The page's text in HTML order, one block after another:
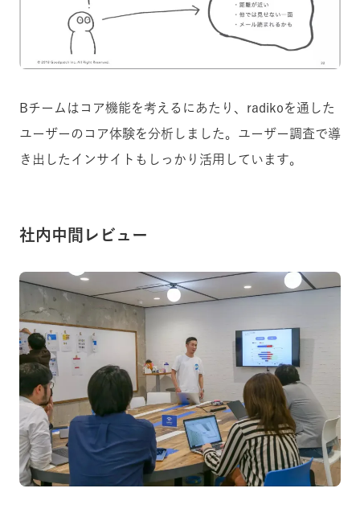
Bチームはコア機能を考えるにあたり、radikoを通した
ユーザーのコア体験を分析しました。ユーザー調査で導
き出したインサイトもしっかり活用しています。
社内中間レビュー